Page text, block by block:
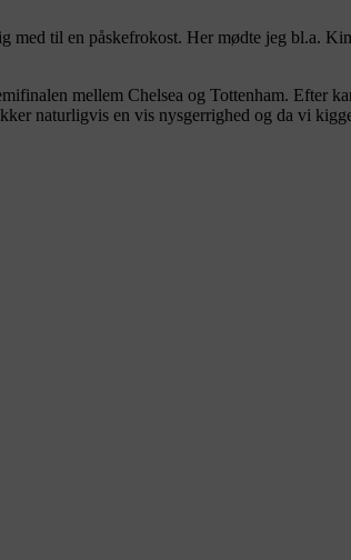
med til en påskefrokost. Her mødte jeg bl.a.
mellem Chelsea og Tottenham. Efter
naturligvis en vis nysgerrighed og da vi